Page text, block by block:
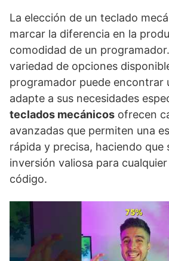
La elección de un teclado
marcar la diferencia en la
comodidad de un
variedad de opciones
programador puede encontrar
adapte a sus necesidades
teclados mecánicos ofrecen
avanzadas que permiten una
rápida y precisa, haciendo que
inversión valiosa para
código.